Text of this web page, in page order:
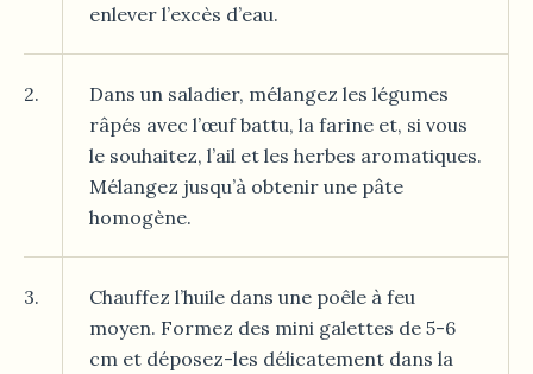
enlever l’excès d’eau.
2.
Dans un saladier, mélangez les légumes
râpés avec l’œuf battu, la farine et, si vous
le souhaitez, l’ail et les herbes aromatiques.
Mélangez jusqu’à obtenir une pâte
homogène.
3.
Chauffez l’huile dans une poêle à feu
moyen. Formez des mini galettes de 5-6
cm et déposez-les délicatement dans la